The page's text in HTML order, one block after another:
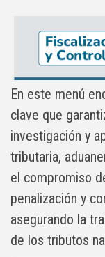
En este menú
clave que
investigación y
tributaria,
el compromiso
penalización y
asegurando la
de los tributos